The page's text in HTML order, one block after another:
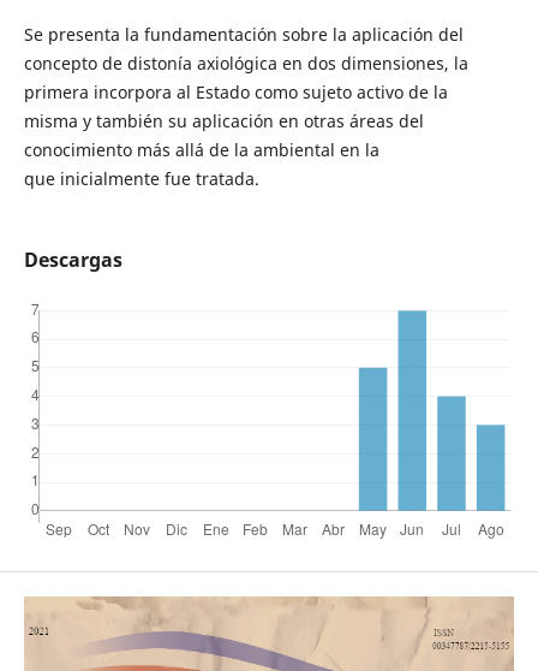
Se presenta la fundamentación sobre la aplicación del
concepto de distonía axiológica en dos dimensiones, la
primera incorpora al Estado como sujeto activo de la
misma y también su aplicación en otras áreas del
conocimiento más allá de la ambiental en la
que inicialmente fue tratada.
Descargas